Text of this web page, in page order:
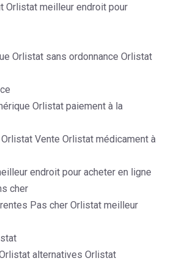
Orlistat meilleur endroit pour
Orlistat sans ordonnance Orlistat
Orlistat paiement à la
Vente Orlistat médicament à
endroit pour acheter en ligne
cher
Pas cher Orlistat meilleur
alternatives Orlistat